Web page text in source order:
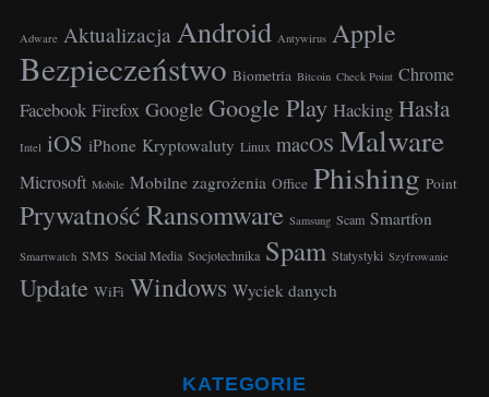
Adware Aktualizacja Android Antywirus Apple
Bezpieczeństwo Biometria Bitcoin Check Point Chrome
Facebook Firefox Google Google Play Hacking Hasła
Intel iOS iPhone Kryptowaluty Linux macOS Malware
Microsoft Mobile Mobilne zagrożenia Office Phishing Point
PrywatnośćRansomware Samsung Scam Smartfon
Smartwatch SMS Social Media Socjotechnika Spam Statystyki Szyfrowanie
Update WiFi Windows Wyciek danych
KATEGORIE